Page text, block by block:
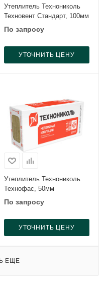
Утеплитель Технониколь
Техновент Стандарт, 100мм
По запросу
УТОЧНИТЬ ЦЕНУ
Утеплитель Технониколь
Технофас, 50мм
По запросу
УТОЧНИТЬ ЦЕНУ
ЕЩЕ